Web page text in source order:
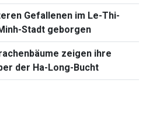
Gefallenen im Le-Thi-
Stadt geborgen
zeigen ihre
der Ha-Long-Bucht